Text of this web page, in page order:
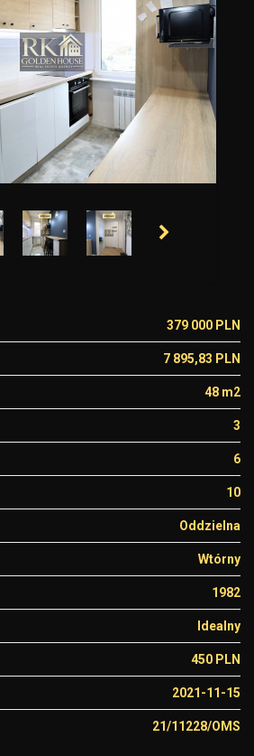
379 000 PLN
7 895,83 PLN
48 m2
3
6
10
Oddzielna
Wtórny
1982
Idealny
450 PLN
2021-11-15
21/11228/OMS